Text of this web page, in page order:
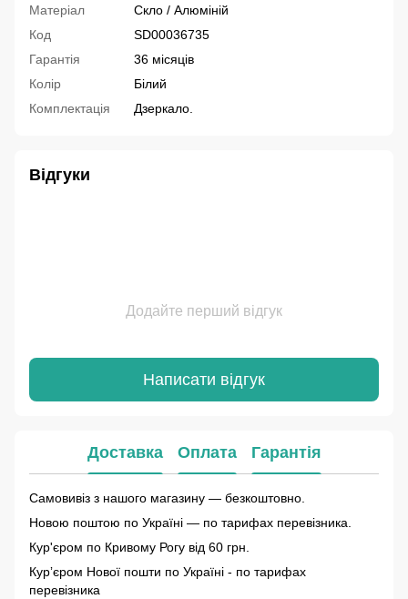
Матеріал
Скло / Алюміній
Код
SD00036735
Гарантія
36 місяців
Колір
Білий
Комплектація
Дзеркало.
Відгуки
Додайте перший відгук
Написати відгук
Доставка Оплата Гарантія
Самовивіз з нашого магазину — безкоштовно.
Новою поштою по Україні — по тарифах перевізника.
Кур'єром по Кривому Рогу від 60 грн.
Курʼєром Нової пошти по Україні - по тарифах
перевізника